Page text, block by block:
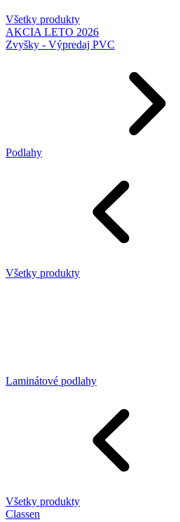
Všetky produkty
AKCIA LETO 2026
Zvyšky - Výpredaj PVC
Podlahy
Všetky produkty
Laminátové podlahy
Všetky produkty
Classen